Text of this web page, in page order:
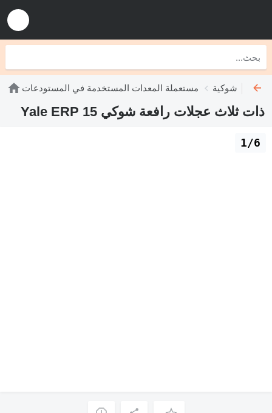
مستعملة المعدات المستخدمة في المستودعات رافعات شوكية
ذات ثلاث عجلات رافعة شوكي Yale ERP 15
1/6